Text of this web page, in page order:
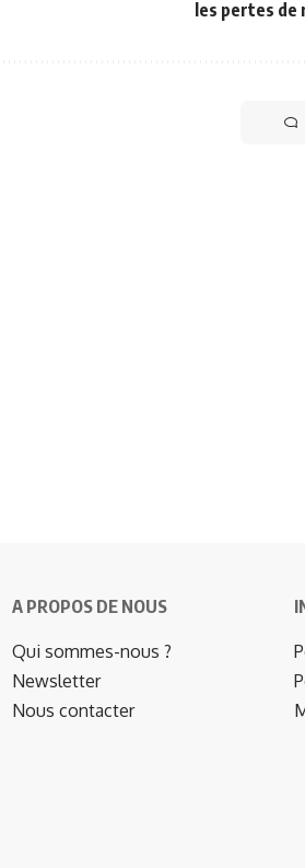
les pertes de
A PROPOS DE NOUS
Qui sommes-nous ?
Newsletter
Nous contacter